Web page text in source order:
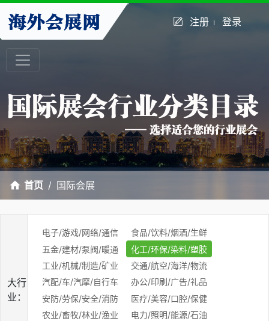
注册 登录
首页 国际会展
大行
业：
电子/游戏/网络/通信
食品/饮料/烟酒/生鲜
五金/建材/泵阀/暖通
化工/环保/染料/塑胶
工业/机械/制造/矿业
交通/航空/海洋/物流
汽配/车/汽摩/自行车
办公/印刷/广告/礼品
安防/劳保/安全/消防
医疗/美容/口腔/保健
农业/畜牧/林业/渔业
电力/照明/能源/石油